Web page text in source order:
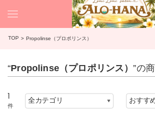
TOP Propolinse（プロポリンス）
“Propolinse（プロポリンス）”の
1
件